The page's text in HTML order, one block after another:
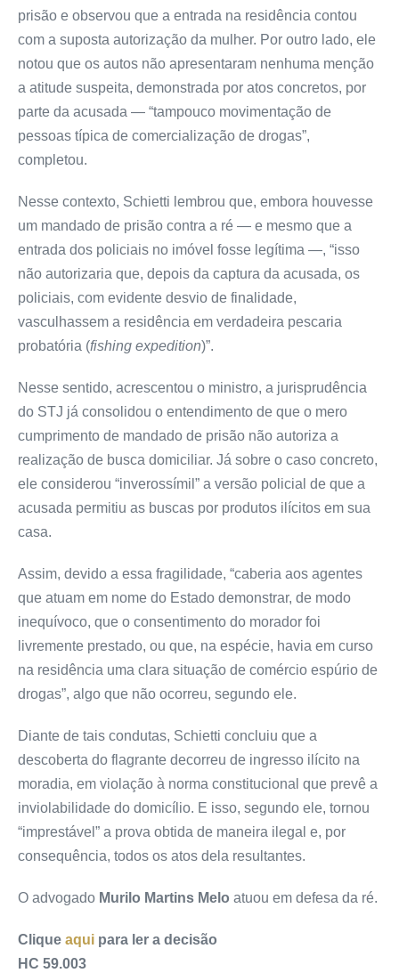
prisão e observou que a entrada na residência contou
com a suposta autorização da mulher. Por outro lado, ele
notou que os autos não apresentaram nenhuma menção
a atitude suspeita, demonstrada por atos concretos, por
parte da acusada — “tampouco movimentação de
pessoas típica de comercialização de drogas”,
completou.
Nesse contexto, Schietti lembrou que, embora houvesse
um mandado de prisão contra a ré — e mesmo que a
entrada dos policiais no imóvel fosse legítima —, “isso
não autorizaria que, depois da captura da acusada, os
policiais, com evidente desvio de finalidade,
vasculhassem a residência em verdadeira pescaria
probatória (fishing expedition)”.
Nesse sentido, acrescentou o ministro, a jurisprudência
do STJ já consolidou o entendimento de que o mero
cumprimento de mandado de prisão não autoriza a
realização de busca domiciliar. Já sobre o caso concreto,
ele considerou “inverossímil” a versão policial de que a
acusada permitiu as buscas por produtos ilícitos em sua
casa.
Assim, devido a essa fragilidade, “caberia aos agentes
que atuam em nome do Estado demonstrar, de modo
inequívoco, que o consentimento do morador foi
livremente prestado, ou que, na espécie, havia em curso
na residência uma clara situação de comércio espúrio de
drogas”, algo que não ocorreu, segundo ele.
Diante de tais condutas, Schietti concluiu que a
descoberta do flagrante decorreu de ingresso ilícito na
moradia, em violação à norma constitucional que prevê a
inviolabilidade do domicílio. E isso, segundo ele, tornou
“imprestável” a prova obtida de maneira ilegal e, por
consequência, todos os atos dela resultantes.
O advogado Murilo Martins Melo atuou em defesa da ré.
Clique aqui para ler a decisão
HC 59.003